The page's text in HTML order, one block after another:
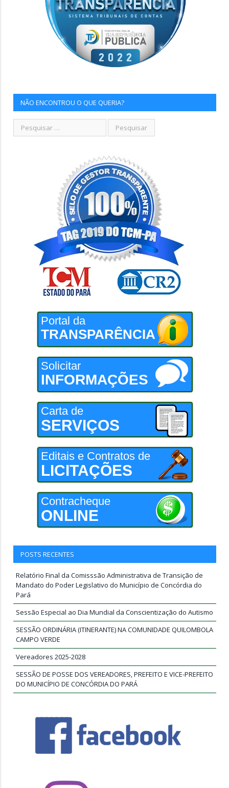
NÃO ENCONTROU O QUE QUERIA?
Portal da
TRANSPARÊNCIA
Solicitar
INFORMAÇÕES
Carta de
SERVIÇOS
Editais e Contratos de
LICITAÇÕES
Contracheque
ONLINE
POSTS RECENTES
Relatório Final da Comisssão Administrativa de Transição de
Mandato do Poder Legislativo do Município de Concórdia do
Pará
Sessão Especial ao Dia Mundial da Conscientização do Autismo
SESSÃO ORDINÁRIA (ITINERANTE) NA COMUNIDADE QUILOMBOLA
CAMPO VERDE
Vereadores 2025-2028
SESSÃO DE POSSE DOS VEREADORES, PREFEITO E VICE-PREFEITO
DO MUNICÍPIO DE CONCÓRDIA DO PARÁ